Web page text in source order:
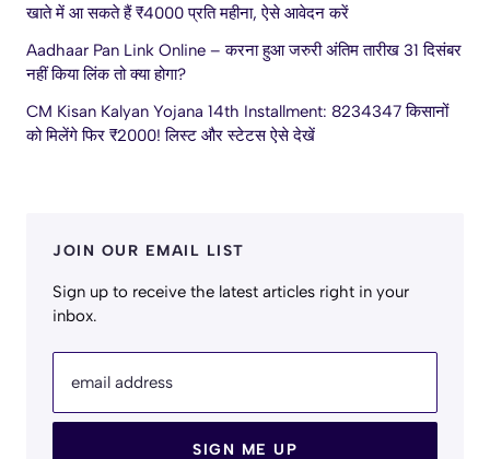
खाते में आ सकते हैं ₹4000 प्रति महीना, ऐसे आवेदन करें
Aadhaar Pan Link Online – करना हुआ जरुरी अंतिम तारीख 31 दिसंबर
नहीं किया लिंक तो क्या होगा?
CM Kisan Kalyan Yojana 14th Installment: 8234347 किसानों
को मिलेंगे फिर ₹2000! लिस्ट और स्टेटस ऐसे देखें
JOIN OUR EMAIL LIST
Sign up to receive the latest articles right in your
inbox.
email address
SIGN ME UP